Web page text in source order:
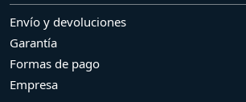
Envío y devoluciones
Garantía
Formas de pago
Empresa